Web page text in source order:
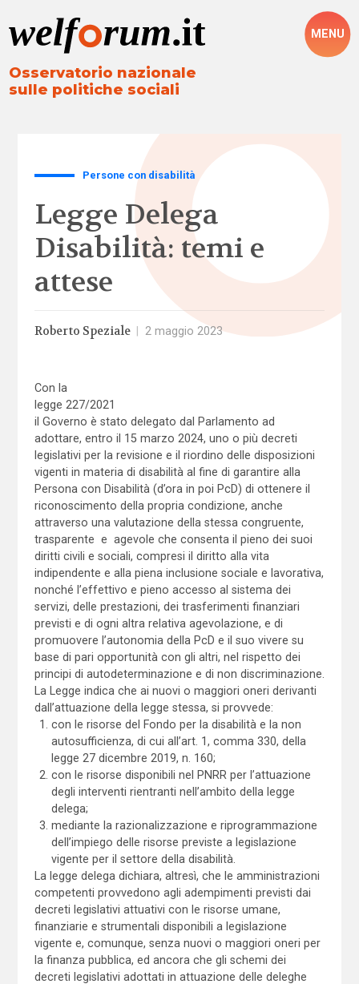
Osservatorio nazionale
sulle politiche sociali
MENU
Persone con disabilità
Legge Delega
Disabilità: temi e
attese
Roberto Speziale 2 maggio 2023
Con la
legge 227/2021
il Governo è stato delegato dal Parlamento ad
adottare, entro il 15 marzo 2024, uno o più decreti
legislativi per la revisione e il riordino delle disposizioni
vigenti in materia di disabilità al fine di garantire alla
Persona con Disabilità (d’ora in poi PcD) di ottenere il
riconoscimento della propria condizione, anche
attraverso una valutazione della stessa congruente,
trasparente e agevole che consenta il pieno dei suoi
diritti civili e sociali, compresi il diritto alla vita
indipendente e alla piena inclusione sociale e lavorativa,
nonché l’effettivo e pieno accesso al sistema dei
servizi, delle prestazioni, dei trasferimenti finanziari
previsti e di ogni altra relativa agevolazione, e di
promuovere l’autonomia della PcD e il suo vivere su
base di pari opportunità con gli altri, nel rispetto dei
principi di autodeterminazione e di non discriminazione.
La Legge indica che ai nuovi o maggiori oneri derivanti
dall’attuazione della legge stessa, si provvede:
con le risorse del Fondo per la disabilità e la non
autosufficienza, di cui all’art. 1, comma 330, della
legge 27 dicembre 2019, n. 160;
con le risorse disponibili nel PNRR per l’attuazione
degli interventi rientranti nell’ambito della legge
delega;
mediante la razionalizzazione e riprogrammazione
dell’impiego delle risorse previste a legislazione
vigente per il settore della disabilità.
La legge delega dichiara, altresì, che le amministrazioni
competenti provvedono agli adempimenti previsti dai
decreti legislativi attuativi con le risorse umane,
finanziarie e strumentali disponibili a legislazione
vigente e, comunque, senza nuovi o maggiori oneri per
la finanza pubblica, ed ancora che gli schemi dei
decreti legislativi adottati in attuazione delle deleghe